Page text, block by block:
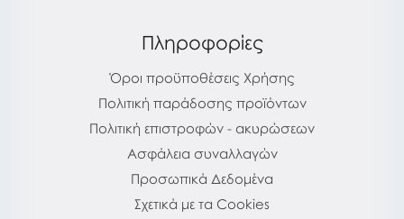
Πληροφορίες
Όροι προϋποθέσεις Χρήσης
Πολιτική παράδοσης προϊόντων
Πολιτική επιστροφών - ακυρώσεων
Ασφάλεια συναλλαγών
Προσωπικά Δεδομένα
Σχετικά με τα Cookies